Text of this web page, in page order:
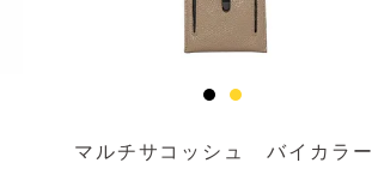
マルチサコッシュ バイカラー